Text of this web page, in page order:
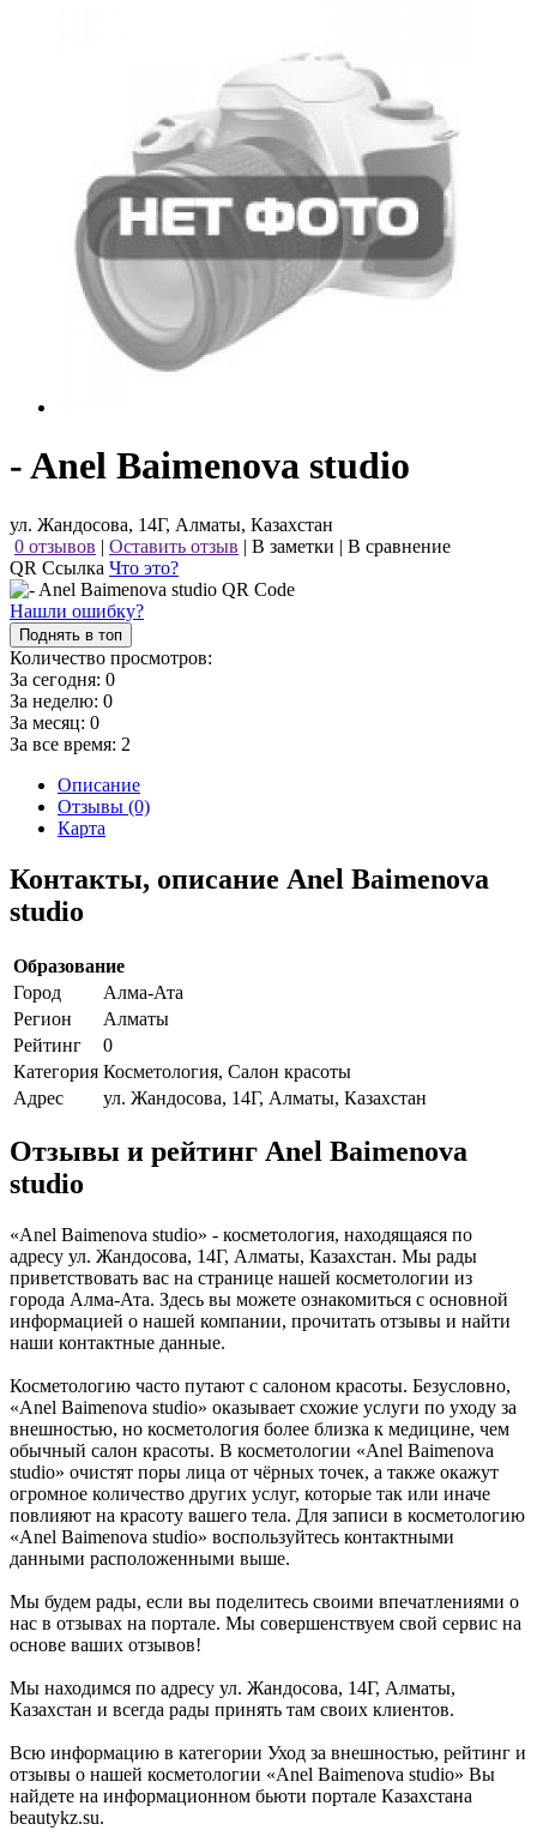
- Anel Baimenova studio
ул. Жандосова, 14Г, Алматы, Казахстан
0 отзывов | Оставить отзыв | В заметки | В сравнение
QR Ссылка Что это?
Нашли ошибку?
Поднять в топ
Количество просмотров:
За сегодня: 0
За неделю: 0
За месяц: 0
За все время: 2
Описание
Отзывы (0)
Карта
Контакты, описание Anel Baimenova
studio
Образование
Город
Алма-Ата
Регион
Алматы
Рейтинг
0
Категория Косметология, Салон красоты
Адрес
ул. Жандосова, 14Г, Алматы, Казахстан
Отзывы и рейтинг Anel Baimenova
studio
«Anel Baimenova studio» - косметология, находящаяся по
адресу ул. Жандосова, 14Г, Алматы, Казахстан. Мы рады
приветствовать вас на странице нашей косметологии из
города Алма-Ата. Здесь вы можете ознакомиться с основной
информацией о нашей компании, прочитать отзывы и найти
наши контактные данные.
Косметологию часто путают с салоном красоты. Безусловно,
«Anel Baimenova studio» оказывает схожие услуги по уходу за
внешностью, но косметология более близка к медицине, чем
обычный салон красоты. В косметологии «Anel Baimenova
studio» очистят поры лица от чёрных точек, а также окажут
огромное количество других услуг, которые так или иначе
повлияют на красоту вашего тела. Для записи в косметологию
«Anel Baimenova studio» воспользуйтесь контактными
данными расположенными выше.
Мы будем рады, если вы поделитесь своими впечатлениями о
нас в отзывах на портале. Мы совершенствуем свой сервис на
основе ваших отзывов!
Мы находимся по адресу ул. Жандосова, 14Г, Алматы,
Казахстан и всегда рады принять там своих клиентов.
Всю информацию в категории Уход за внешностью, рейтинг и
отзывы о нашей косметологии «Anel Baimenova studio» Вы
найдете на информационном бьюти портале Казахстана
beautykz.su.